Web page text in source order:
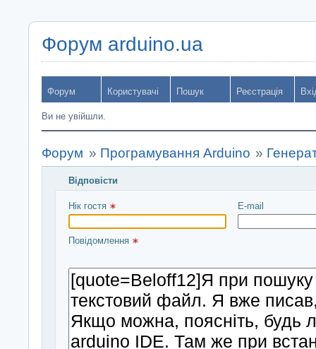
Форум arduino.ua
Форум Користувачі Пошук Реєстрація
Ви не увійшли.
Форум » Програмування Arduino »
Відповісти
Введіть повідомлення і натисніть Надіслати
Нік гостя E-mail
Повідомлення